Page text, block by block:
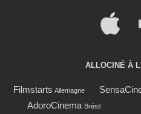
ALLOCINÉ À
Filmstarts Allemagne
AdoroCinema Brésil